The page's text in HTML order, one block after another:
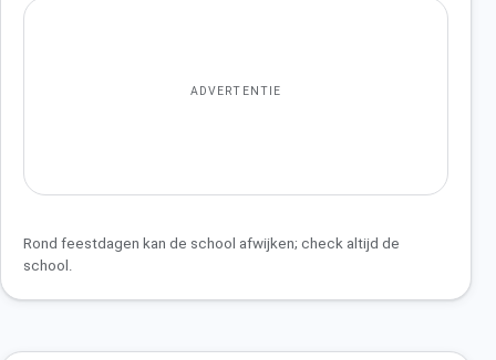
ADVERTENTIE
Rond feestdagen kan de school afwijken; check altijd de
school.